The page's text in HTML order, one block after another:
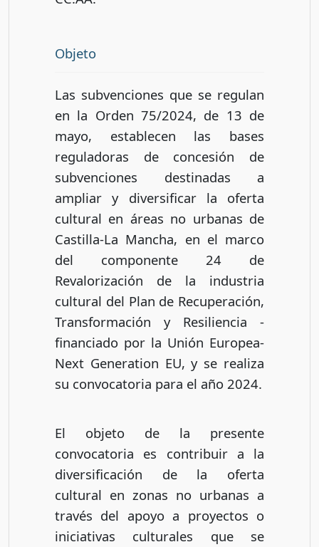
Objeto
Las subvenciones que se regulan
en la Orden 75/2024, de 13 de
mayo, establecen las bases
reguladoras de concesión de
subvenciones destinadas a
ampliar y diversificar la oferta
cultural en áreas no urbanas de
Castilla-La Mancha, en el marco
del componente 24 de
Revalorización de la industria
cultural del Plan de Recuperación,
Transformación y Resiliencia -
financiado por la Unión Europea-
Next Generation EU, y se realiza
su convocatoria para el año 2024.
El objeto de la presente
convocatoria es contribuir a la
diversificación de la oferta
cultural en zonas no urbanas a
través del apoyo a proyectos o
iniciativas culturales que se